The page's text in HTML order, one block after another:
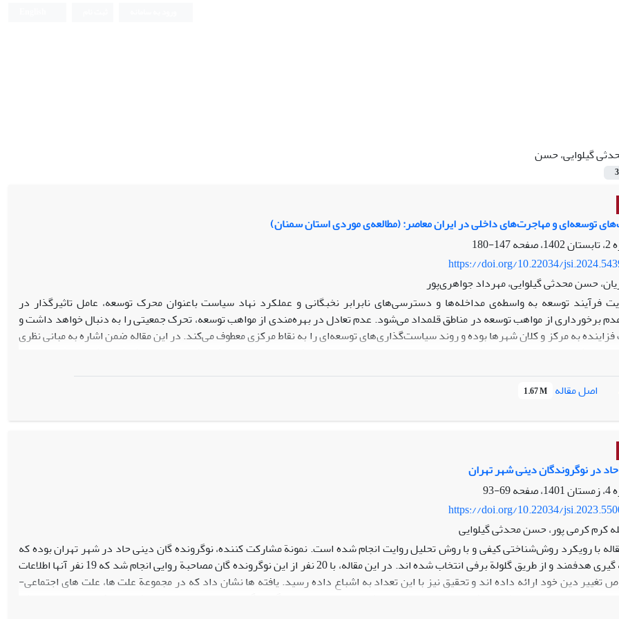
گیلوایی، حسن
3
توسعه‌ای و مهاجرت‌های داخلی در ایران معاصر: (مطالعه‌ی موردی استان سمنان)
147-180
https://doi.org/10.22034/
حسن محدثی گیلوایی، مهرداد جواهری‌پور
فرآیند توسعه به واسطه‌ی مداخله‌ها و دسترسی‌های نابرابر نخبگانی و عملکرد نهاد سیاست باعنوان محرک توسعه، عامل تاثیرگذار در
برخورداری از مواهب توسعه در مناطق قلمداد می‌شود. عدم تعادل در بهره‌مندی از مواهب توسعه، تحرک جمعیتی را به دنبال خواهد داشت و
به مرکز و کلان شهرها بوده و روند سیاست‌گذاری‌های توسعه‌ای را به نقاط مرکزی معطوف می‌کند. در این مقاله ضمن اشاره به مبانی نظری
انجام شده، جنبه‌های تجربی و اقدامات توسعه‌ای دولت‌ها را بر اساس رهیافت استقرایی در روش ترکیبی، با دو روش کیفی شامل مطالعه اسناد،
ثبتی، و مصاحبه‌ی کیفی مورد بررسی قرار داده‌ایم. در بررسی عوامل ساختاری و تصمیمات سیاسی تأثیر گذار بر مهاجرت، از داده‌های ثبتی
تدوین شده‌ی سازمان برنامه و بودجه استفاده شد و در خصوص علل و مهم‌ترین دلایل گرایش افراد به مهاجرت، از مصاحبه‌ی کیفی استفاده
تحقیق بیانگر تسلط الگوی تمرکزگرا در سیاست‌گذاری‌های توسعه بوده و بررسی شاخص‌ها، گویای این است که توزیع متعادل و برابر توسعه
استان صورت نگرفته و مهاجرت ریشه در عدم توزیع عادلانه‌ی امکانات، متناسب با پتانسیل‌ها و توان‌مندی‌های مناطق دارد.
اصل مقاله 1.67 M
در نوگروندگان دینی شهر تهران
69-93
https://doi.org/10.22034/
کرم کرمی پور، حسن محدثی گیلوایی
با رویکرد روش‌شناختی کیفی و با روش تحلیل روایت انجام شده است. نمونة مشارکت­ کننده، نوگرونده ­گان دینی حاد در شهر تهران بوده که
به شیوة نمونه ­گیری هدفمند و از طریق گلولة برفی انتخاب شده ­اند. در این مقاله، با 20 نفر از این نوگرونده ­گان مصاحبة روایی انجام شد که 19 نفر آن­ها اطلاعات
دین خود ارائه داده ­اند و تحقیق نیز با این تعداد به اشباع داده رسید. یافته ­ها نشان داد که در مجموعة علت­ ها، علت­ های اجتماعی-
روانی، اجتماعی – رابطه‌ای بیش­ترین علت­ های تغییر نظام اعتقادی در میان نوگروندگان بوده ­اند. این تحقیق نشان داد که مراحل تغییر نظام
تهران غیر از آن چیزی است که در نظریه­ های کسانی چون رمبو، لافلند و استارک آمده است. نتیجة نهایی این است که بی‌ثباتی اجتماعی-سیاسی